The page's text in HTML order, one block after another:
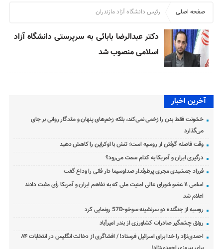
صفحه اصلی رئیس دانشگاه آزاد مازندران
دکتر عبدالرضا بابائی به سرپرستی دانشگاه آزاد
اسلامی منصوب شد
آخرین اخبار
خشونت فقط بدن را زخمی نمی‌کند، بلکه زخم‌های پنهان و ماندگار روانی بر جای
می‌گذارد
وقت فاصله گرفتن از روسیه است؛ تنش با اوکراین را کاهش دهید
درگیری ایران و آمریکا به کدام سمت می‌رود؟
فرزاد جمشیدی مجری پرطرفدار صداوسیما دار فانی را وداع گفت
اسامی ۱۱ عضو شورای عالی امنیت ملی که به تفاهم ایران و آمریکا رأی مثبت دادند
اعلام شد
روسیه از جنگنده دو سرنشینه سوخو-57D رونمایی کرد
رونق چشمگیر صادرات کشاورزی از بندر امیرآباد
احمدی‌نژاد را خدا برای اسرائیل فرستاد! / افشاگری از دخالت انگلیس در انتخابات ۸۴